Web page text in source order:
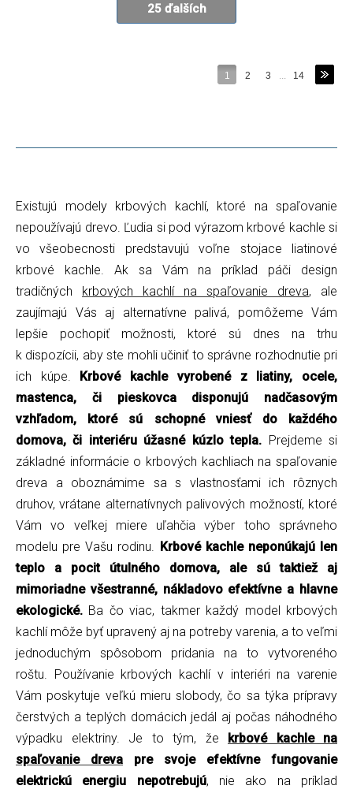
25 ďalších
1 2 3 14
Existujú modely krbových kachlí, ktoré na spaľovanie
nepoužívajú drevo. Ľudia si pod výrazom krbové kachle si
vo všeobecnosti predstavujú voľne stojace liatinové
krbové kachle. Ak sa Vám na príklad páči design
tradičných krbových kachlí na spaľovanie dreva, ale
zaujímajú Vás aj alternatívne palivá, pomôžeme Vám
lepšie pochopiť možnosti, ktoré sú dnes na trhu
k dispozícii, aby ste mohli učiniť to správne rozhodnutie pri
ich kúpe. Krbové kachle vyrobené z liatiny, ocele,
mastenca, či pieskovca disponujú nadčasovým
vzhľadom, ktoré sú schopné vniesť do každého
domova, či interiéru úžasné kúzlo tepla. Prejdeme si
základné informácie o krbových kachliach na spaľovanie
dreva a oboznámime sa s vlastnosťami ich rôznych
druhov, vrátane alternatívnych palivových možností, ktoré
Vám vo veľkej miere uľahčia výber toho správneho
modelu pre Vašu rodinu. Krbové kachle neponúkajú len
teplo a pocit útulného domova, ale sú taktiež aj
mimoriadne všestranné, nákladovo efektívne a hlavne
ekologické. Ba čo viac, takmer každý model krbových
kachlí môže byť upravený aj na potreby varenia, a to veľmi
jednoduchým spôsobom pridania na to vytvoreného
roštu. Používanie krbových kachlí v interiéri na varenie
Vám poskytuje veľkú mieru slobody, čo sa týka prípravy
čerstvých a teplých domácich jedál aj počas náhodného
výpadku elektriny. Je to tým, že krbové kachle na
spaľovanie dreva pre svoje efektívne fungovanie
elektrickú energiu nepotrebujú, nie ako na príklad